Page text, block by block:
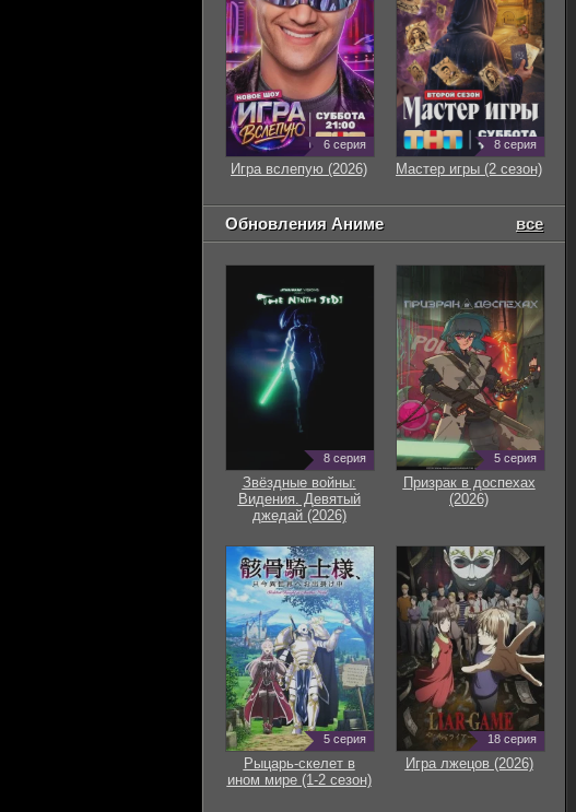
6 серия
Игра вслепую (2026)
8 серия
Мастер игры (2 сезон)
Обновления Аниме все
8 серия
Звёздные войны:
Видения. Девятый
джедай (2026)
5 серия
Призрак в доспехах
(2026)
5 серия
Рыцарь-скелет в
ином мире (1-2 сезон)
18 серия
Игра лжецов (2026)